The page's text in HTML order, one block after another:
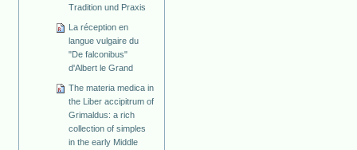
Tradition und Praxis
La réception en
langue vulgaire du
"De falconibus"
d'Albert le Grand
The materia medica in
the Liber accipitrum of
Grimaldus: a rich
collection of simples
in the early Middle